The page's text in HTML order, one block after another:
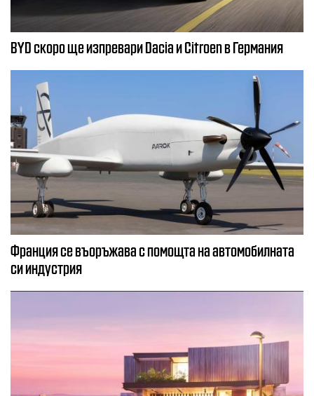
BYD скоро ще изпревари Dacia и Citroеn в Германия
Франция се въоръжава с помощта на автомобилната
си индустрия